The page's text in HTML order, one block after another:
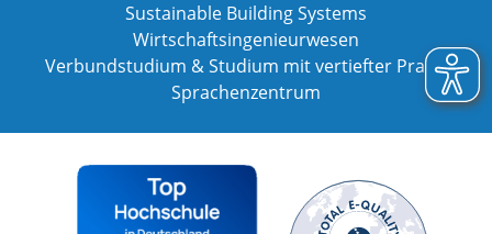
Sustainable Building Systems
Wirtschaftsingenieurwesen
Verbundstudium & Studium mit vertiefter Praxis
Sprachenzentrum